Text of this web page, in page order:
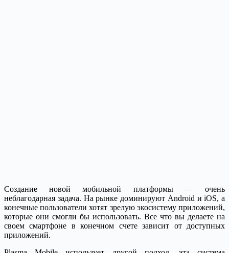
Создание новой мобильной платформы — очень
неблагодарная задача. На рынке доминируют Android и iOS, а
конечные пользователи хотят зрелую экосистему приложений,
которые они смогли бы использовать. Все что вы делаете на
своем смартфоне в конечном счете зависит от доступных
приложений.